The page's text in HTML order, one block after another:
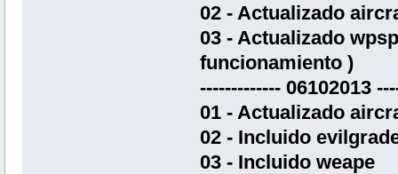
02 - Actualizado
03 - Actualizado
funcionamiento )
------------- 06102013
01 - Actualizado
02 - Incluido
03 - Incluido weape